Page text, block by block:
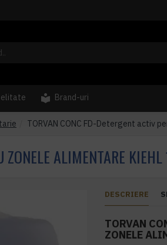
Brand-uri
TORVAN CONC FD-Detergent activ
ZONELE ALIMENTARE
DESCRIERE
TORVAN
ZONELE